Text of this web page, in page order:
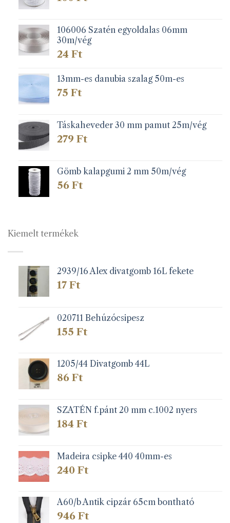
106006 Szatén egyoldalas 06mm
30m/vég
24 Ft
13mm-es danubia szalag 50m-es
75 Ft
Táskaheveder 30 mm pamut 25m/vég
279 Ft
Gömb kalapgumi 2 mm 50m/vég
56 Ft
Kiemelt termékek
2939/16 Alex divatgomb 16L fekete
17 Ft
020711 Behúzócsipesz
155 Ft
1205/44 Divatgomb 44L
86 Ft
SZATÉN f.pánt 20 mm c.1002 nyers
184 Ft
Madeira csipke 440 40mm-es
240 Ft
A60/b Antik cipzár 65cm bontható
946 Ft